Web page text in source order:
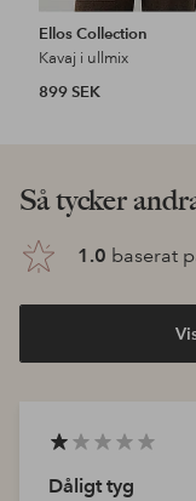
Ellos Collection
Kavaj i ullmix
899 SEK
Så tycker
1.0 baserat
Dåligt tyg